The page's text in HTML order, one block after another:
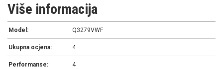
Više informacija
Model: Q3279VWF
Ukupna ocjena: 4
Performanse: 4